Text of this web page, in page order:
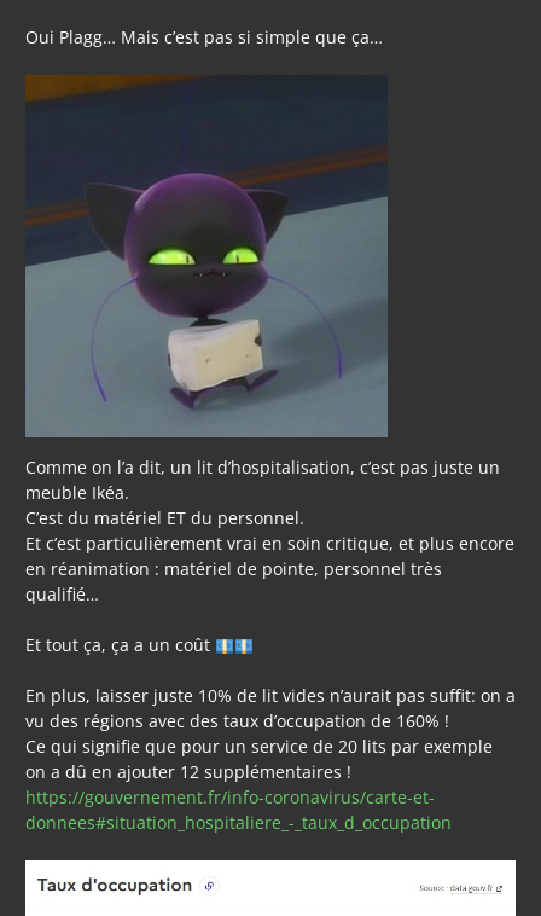
Oui Plagg… Mais c’est pas si simple que ça…
Comme on l’a dit, un lit d’hospitalisation, c’est pas juste un
meuble Ikéa.
C’est du matériel ET du personnel.
Et c’est particulièrement vrai en soin critique, et plus encore
en réanimation : matériel de pointe, personnel très
qualifié…
Et tout ça, ça a un coût
En plus, laisser juste 10% de lit vides n’aurait pas suffit: on a
vu des régions avec des taux d’occupation de 160% !
Ce qui signifie que pour un service de 20 lits par exemple
on a dû en ajouter 12 supplémentaires !
https://gouvernement.fr/info-coronavirus/carte-et-
donnees#situation_hospitaliere_-_taux_d_occupation